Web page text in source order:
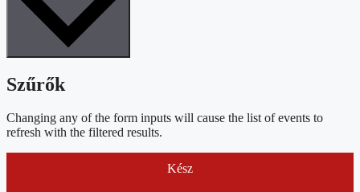
Szűrők
Changing any of the form inputs will cause the list of events to
refresh with the filtered results.
Kész